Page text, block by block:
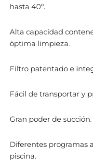
hasta 40º.
Alta capacidad
óptima limpieza.
Filtro patentado e
Fácil de transportar y
Gran poder de succión.
Diferentes programas
piscina.